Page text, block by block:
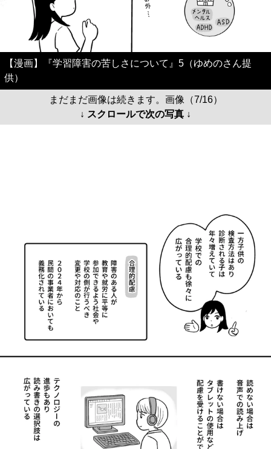
【漫画】『学習障害の苦しさについて』5（ゆめのさん提
供）
まだまだ画像は続きます。画像（7/16）
↓ スクロールで次の写真 ↓